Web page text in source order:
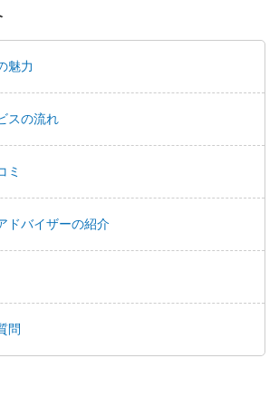
魅力
スの流れ
ミ
ドバイザーの紹介
問